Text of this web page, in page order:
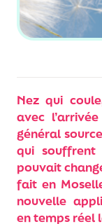
Nez qui
avec
général
qui souffrent
pouvait
fait en
nouvelle
en temps réel